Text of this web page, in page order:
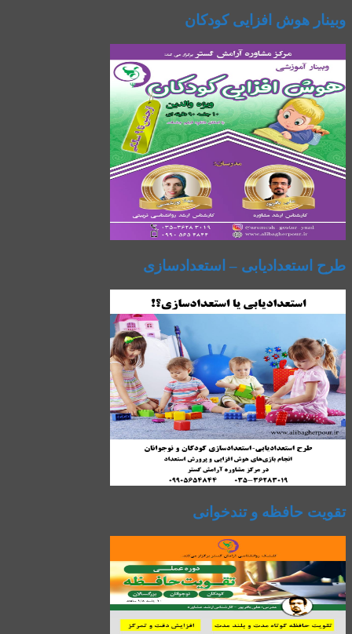
وبینار هوش افزایی کودکان
طرح استعدادیابی – استعدادسازی
تقویت حافظه و تندخوانی